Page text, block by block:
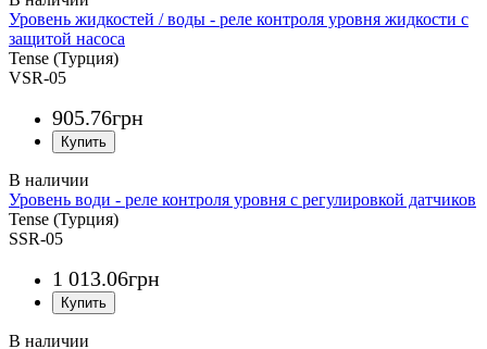
Уровень жидкостей / воды - реле контроля уровня жидкости c
защитой насоса
Tense (Турция)
VSR-05
905.76грн
Уровень води - реле контроля уровня с регулировкой датчиков
Tense (Турция)
SSR-05
1 013.06грн